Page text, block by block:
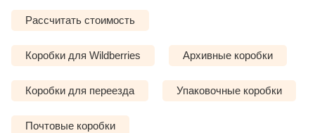
Рассчитать стоимость
Коробки для Wildberries Архивные коробки
Коробки для переезда Упаковочные коробки
Почтовые коробки